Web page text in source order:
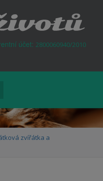
účet: 2800060940/2010
zvířátka a